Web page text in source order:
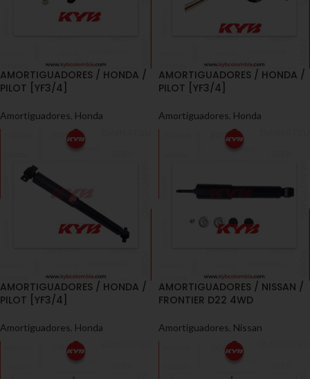
AMORTIGUADORES / HONDA /
PILOT [YF3/4]
Amortiguadores Honda
AMORTIGUADORES / HONDA /
PILOT [YF3/4]
Amortiguadores Honda
AMORTIGUADORES / HONDA /
PILOT [YF3/4]
Amortiguadores Honda
AMORTIGUADORES / NISSAN /
FRONTIER D22 4WD
Amortiguadores Nissan